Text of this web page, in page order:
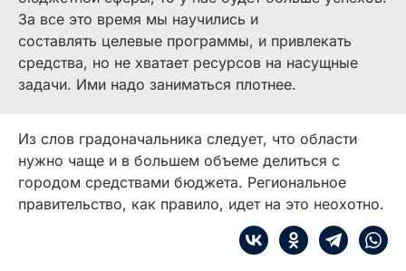
За все это время мы научились и
составлять целевые программы, и привлекать
средства, но не хватает ресурсов на насущные
задачи. Ими надо заниматься плотнее.
Из слов градоначальника следует, что области
нужно чаще и в большем объеме делиться с
городом средствами бюджета. Региональное
правительство, как правило, идет на это неохотно.